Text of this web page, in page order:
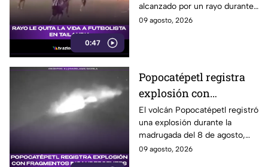
0:47
alcanzado por un rayo durante
una tormenta en partido en
09 agosto, 2026
Popocatépetl registra
explosión con
fragmentos
incandescentes
El volcán Popocatépetl registró
una explosión durante la
madrugada del 8 de agosto,
acompañada de fragmentos
09 agosto, 2026